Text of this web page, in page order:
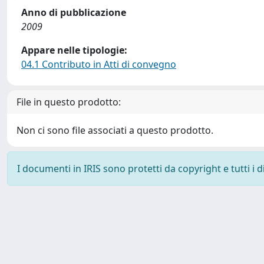
Anno di pubblicazione
2009
Appare nelle tipologie:
04.1 Contributo in Atti di convegno
File in questo prodotto:
Non ci sono file associati a questo prodotto.
I documenti in IRIS sono protetti da copyright e tutti i